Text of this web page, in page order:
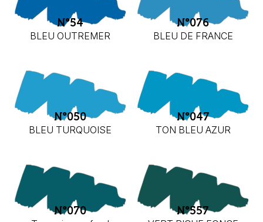
N°54
BLEU OUTREMER
N°076
BLEU DE FRANCE
N°050
BLEU TURQUOISE
N°047
TON BLEU AZUR
N°070 N°557